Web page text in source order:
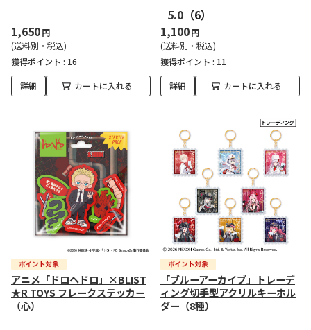
1,650円
(送料別・税込)
獲得ポイント : 16
詳細 カートに入れる
5.0 （6）
1,100円
(送料別・税込)
獲得ポイント : 11
詳細 カートに入れる
アニメ「ドロヘドロ」×BLIST
★R TOYS フレークステッカー
（心）
「ブルーアーカイブ」トレーデ
ィング切手型アクリルキーホル
ダー（8種）